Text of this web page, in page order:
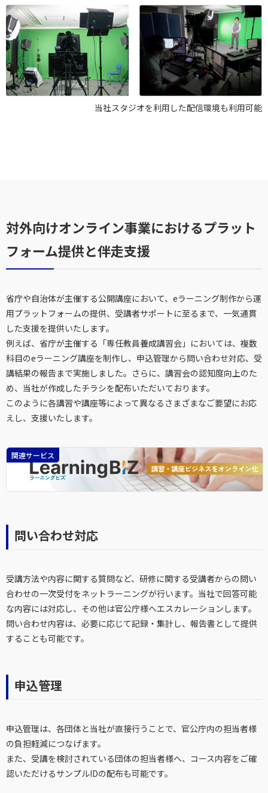
当社スタジオを利用した配信環境も利用可能
対外向けオンライン事業におけるプラット
フォーム提供と伴走支援
省庁や自治体が主催する公開講座において、eラーニング制作から運
用プラットフォームの提供、受講者サポートに至るまで、一気通貫
した支援を提供いたします。
例えば、省庁が主催する「専任教員養成講習会」においては、複数
科目のeラーニング講座を制作し、申込管理から問い合わせ対応、受
講結果の報告まで実施しました。さらに、講習会の認知度向上のた
め、当社が作成したチラシを配布いただいております。
このように各講習や講座等によって異なるさまざまなご要望にお応
えし、支援いたします。
関連サービス
問い合わせ対応
受講方法や内容に関する質問など、研修に関する受講者からの問い
合わせの一次受付をネットラーニングが行います。当社で回答可能
な内容には対応し、その他は官公庁様へエスカレーションします。
問い合わせ内容は、必要に応じて記録・集計し、報告書として提供
することも可能です。
申込管理
申込管理は、各団体と当社が直接行うことで、官公庁内の担当者様
の負担軽減につなげます。
また、受講を検討されている団体の担当者様へ、コース内容をご確
認いただけるサンプルIDの配布も可能です。